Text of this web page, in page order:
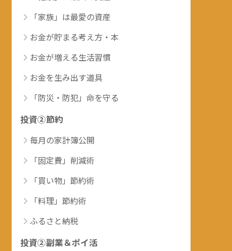
「家族」は最愛の資産
お金が貯まる考え方・本
お金が増える生活習慣
お金を生み出す道具
「防災・防犯」命を守る
投資②節約
毎月の家計簿公開
「固定費」削減術
「買い物」節約術
「料理」節約術
ふるさと納税
投資②副業＆ポイ活